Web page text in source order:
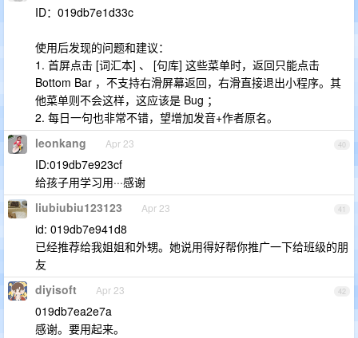
ID：019db7e1d33c
使用后发现的问题和建议：
1. 首屏点击 [词汇本] 、 [句库] 这些菜单时，返回只能点击
Bottom Bar ，不支持右滑屏幕返回，右滑直接退出小程序。其
他菜单则不会这样，这应该是 Bug ；
2. 每日一句也非常不错，望增加发音+作者原名。
40
leonkang Apr 23
ID:019db7e923cf
给孩子用学习用···感谢
41
liubiubiu123123 Apr 23
id: 019db7e941d8
已经推荐给我姐姐和外甥。她说用得好帮你推广一下给班级的朋
友
42
diyisoft Apr 23
019db7ea2e7a
感谢。要用起来。